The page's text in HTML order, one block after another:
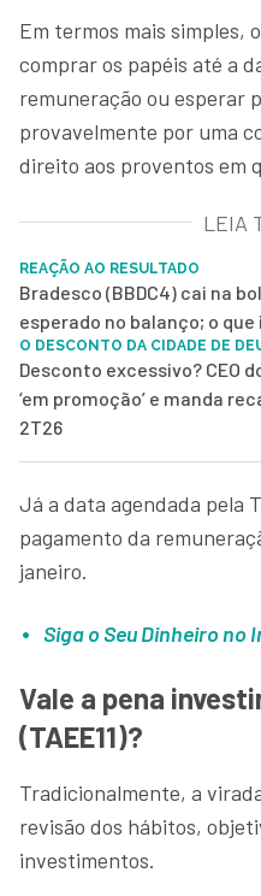
Em termos mais simples,
comprar os papéis até a
remuneração ou esperar
provavelmente por uma
direito aos proventos em
LEIA
REAÇÃO AO RESULTADO
Bradesco (BBDC4) cai na
esperado no balanço; o
O DESCONTO DA CIDADE DE
Desconto excessivo? CEO
‘em promoção’ e manda
2T26
Já a data agendada pela
pagamento da
janeiro.
Siga o Seu Dinheiro no
Vale a pena
(TAEE11)?
Tradicionalmente, a
revisão dos hábitos,
investimentos.